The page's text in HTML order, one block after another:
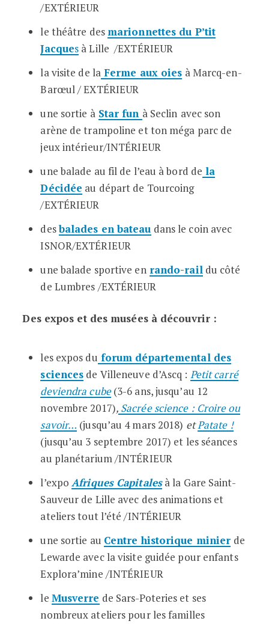
/EXTÉRIEUR
le théâtre des marionnettes du P’tit
Jacques à Lille /EXTÉRIEUR
la visite de laFerme aux oies à Marcq-en-
Barœul / EXTÉRIEUR
une sortie à Star fun à Seclin avec son
arène de trampoline et ton méga parc de
jeux intérieur/INTÉRIEUR
une balade au fil de l’eau à bord de la
Décidée au départ de Tourcoing
/EXTÉRIEUR
desbalades en bateau dans le coin avec
ISNOR/EXTÉRIEUR
une balade sportive en rando-raildu côté
de Lumbres /EXTÉRIEUR
Des expos et des musées à découvrir :
les expos du forum départemental des
sciences de Villeneuve d’Ascq : Petit carré
deviendra cube (3-6 ans, jusqu’au 12
novembre 2017),Sacrée science : Croire ou
savoir… (jusqu’au 4 mars 2018) etPatate !
(jusqu’au 3 septembre 2017) et les séances
au planétarium /INTÉRIEUR
l’expoAfriques Capitalesà la Gare Saint-
Sauveur de Lille avec des animations et
ateliers tout l’été/INTÉRIEUR
une sortie au Centre historique minier de
Lewarde avec la visite guidée pour enfants
Explora’mine /INTÉRIEUR
le Musverre de Sars-Poteries et ses
nombreux ateliers pour les familles